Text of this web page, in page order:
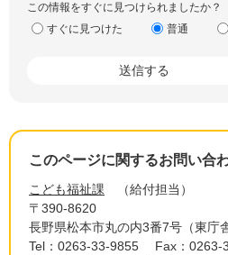
この情報をすぐに見つけられましたか？
すぐに見つけた
普通
このページに関するお問い合
こども福祉課
給付担当
〒390-8620
長野県松本市丸の内3番7号（東庁
Tel：0263-33-9855
Fax：0263-